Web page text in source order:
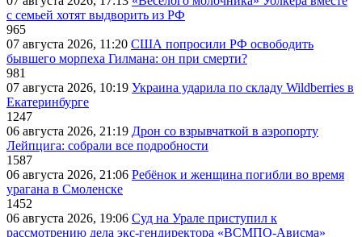
с семьей хотят выдворить из РФ
965
07 августа 2026, 11:20 США попросили РФ освободить
бывшего морпеха Гилмана: он при смерти?
981
07 августа 2026, 10:19 Украина ударила по складу Wildberries в
Екатеринбурге
1247
06 августа 2026, 21:19 Дрон со взрывчаткой в аэропорту
Лейпцига: собрали все подробности
1587
06 августа 2026, 21:06 Ребёнок и женщина погибли во время
урагана в Смоленске
1452
06 августа 2026, 19:06 Суд на Урале приступил к
рассмотрению дела экс-гендиректора «ВСМПО-Ависма»